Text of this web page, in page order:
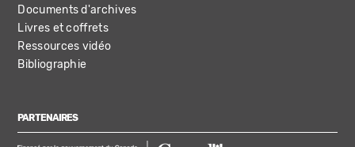
Documents d'archives
Livres et coffrets
Ressources vidéo
Bibliographie
PARTENAIRES